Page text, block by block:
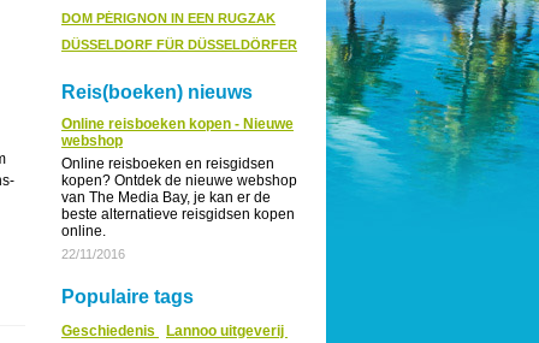
DOM PÉRIGNON IN EEN RUGZAK
DÜSSELDORF FÜR DÜSSELDÖRFER
Reis(boeken) nieuws
Online reisboeken kopen - Nieuwe
webshop
Online reisboeken en reisgidsen
kopen? Ontdek de nieuwe webshop
van The Media Bay, je kan er de
beste alternatieve reisgidsen kopen
online.
22/11/2016
Populaire tags
Geschiedenis
Lannoo uitgeverij